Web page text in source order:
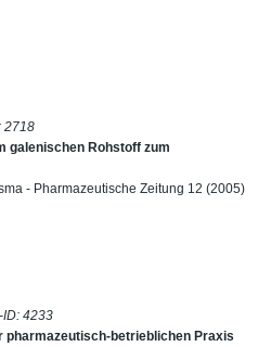
2718
galenischen Rohstoff zum
- Pharmazeutische Zeitung 12 (2005)
ID: 4233
pharmazeutisch-betrieblichen Praxis